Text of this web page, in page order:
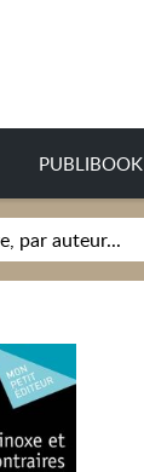
PUBLIBOOK